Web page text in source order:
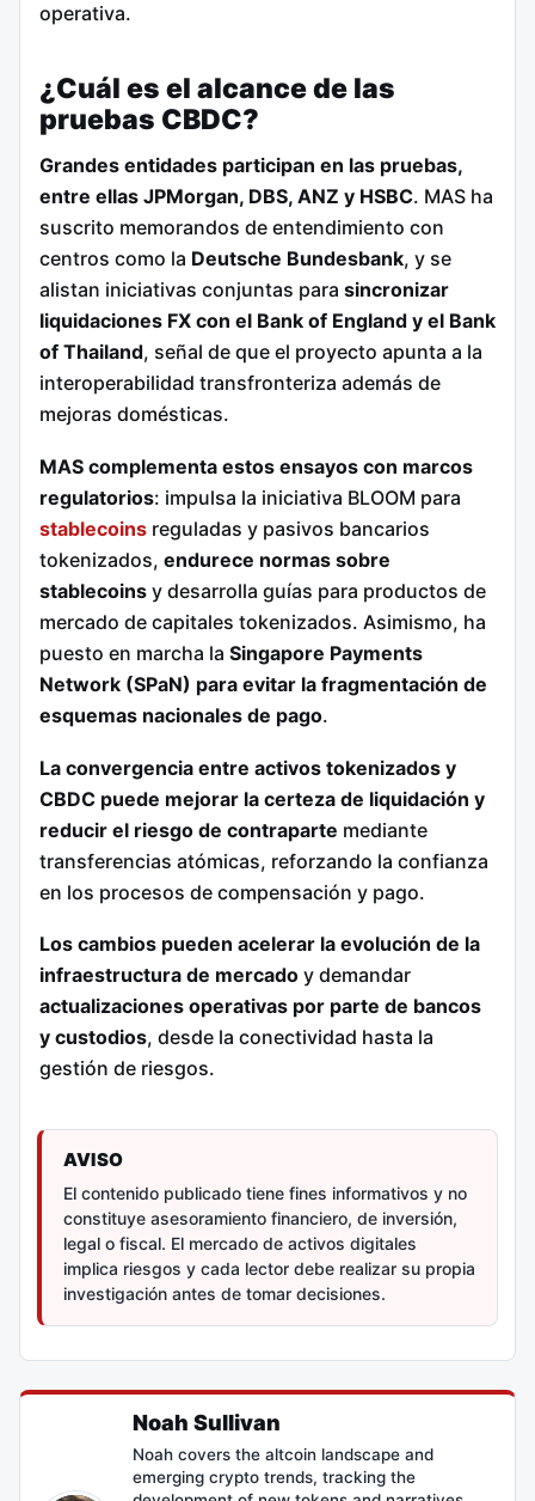
operativa.
¿Cuál es el alcance de las
pruebas CBDC?
Grandes entidades participan en las pruebas,
entre ellas JPMorgan, DBS, ANZ y HSBC. MAS ha
suscrito memorandos de entendimiento con
centros como la Deutsche Bundesbank, y se
alistan iniciativas conjuntas para sincronizar
liquidaciones FX con el Bank of England y el Bank
of Thailand, señal de que el proyecto apunta a la
interoperabilidad transfronteriza además de
mejoras domésticas.
MAS complementa estos ensayos con marcos
regulatorios: impulsa la iniciativa BLOOM para
stablecoins reguladas y pasivos bancarios
tokenizados, endurece normas sobre
stablecoins y desarrolla guías para productos de
mercado de capitales tokenizados. Asimismo, ha
puesto en marcha la Singapore Payments
Network (SPaN) para evitar la fragmentación de
esquemas nacionales de pago.
La convergencia entre activos tokenizados y
CBDC puede mejorar la certeza de liquidación y
reducir el riesgo de contraparte mediante
transferencias atómicas, reforzando la confianza
en los procesos de compensación y pago.
Los cambios pueden acelerar la evolución de la
infraestructura de mercado y demandar
actualizaciones operativas por parte de bancos
y custodios, desde la conectividad hasta la
gestión de riesgos.
AVISO
El contenido publicado tiene fines informativos y no
constituye asesoramiento financiero, de inversión,
legal o fiscal. El mercado de activos digitales
implica riesgos y cada lector debe realizar su propia
investigación antes de tomar decisiones.
Noah Sullivan
Noah covers the altcoin landscape and
emerging crypto trends, tracking the